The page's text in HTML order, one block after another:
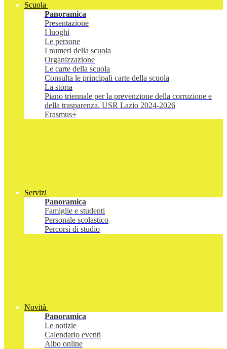
Scuola
Panoramica
Presentazione
I luoghi
Le persone
I numeri della scuola
Organizzazione
Le carte della scuola
Consulta le principali carte della scuola
La storia
Piano triennale per la prevenzione della corruzione e
della trasparenza. USR Lazio 2024-2026
Erasmus+
Servizi
Panoramica
Famiglie e studenti
Personale scolastico
Percorsi di studio
Novità
Panoramica
Le notizie
Calendario eventi
Albo online